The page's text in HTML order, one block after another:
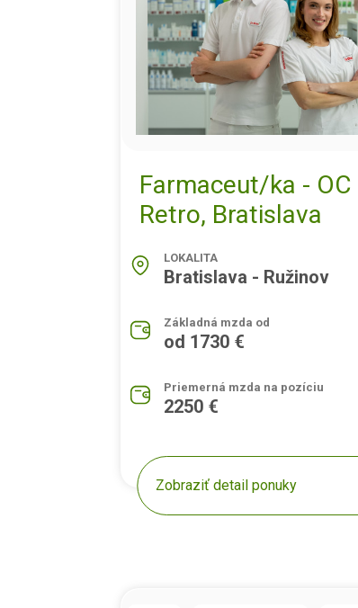
Farmaceut/ka - OC
Retro, Bratislava
LOKALITA
Bratislava - Ružinov
Základná mzda od
od 1730 €
Priemerná mzda na pozíciu
2250 €
Zobraziť detail ponuky